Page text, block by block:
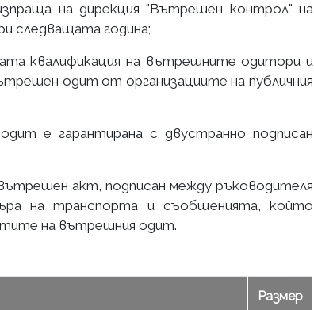
на дирекция "Вътрешен контрол" на
следващата година;
квалификация на вътрешните одитори и
одит от организациите на публичния
е гарантирана с двустранно подписан
акт, подписан между ръководителя
на транспорта и съобщенията, който
на вътрешния одит.
Размер